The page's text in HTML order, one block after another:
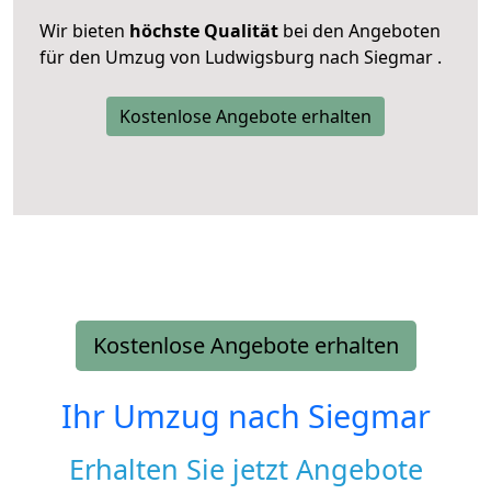
Wir bieten höchste Qualität bei den Angeboten
für den Umzug von Ludwigsburg nach Siegmar .
Kostenlose Angebote erhalten
Kostenlose Angebote erhalten
Ihr Umzug nach Siegmar
Erhalten Sie jetzt Angebote